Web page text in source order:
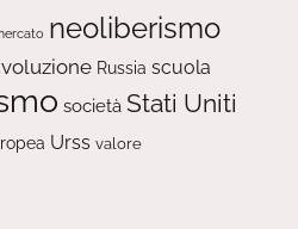
neoliberismo
Russia scuola
società Stati Uniti
Urss valore